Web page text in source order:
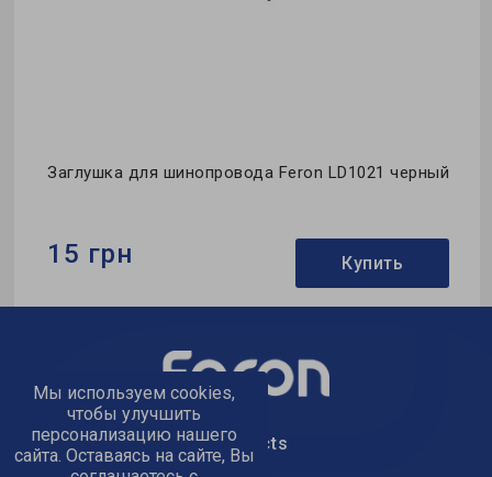
Заглушка для шинопровода Feron LD1021 черный
15 грн Купить
Коллекция:однофазные
text_kontacts
Мы используем cookies,
чтобы улучшить
персонализацию нашего
сайта. Оставаясь на сайте, Вы